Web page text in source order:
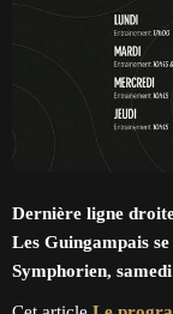
Dernière ligne
Les Guingampais
Symphorien,